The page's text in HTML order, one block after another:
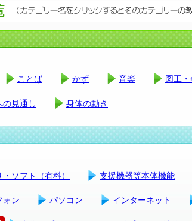
ことば かず 音楽 図工
の見通し 身体の動き
ソフト（有料） 支援機器等本体機能
ォン パソコン インターネット